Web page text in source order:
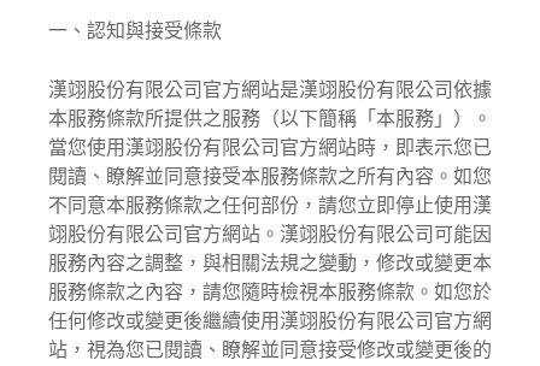
一、認知與接受條款
漢翊股份有限公司官方網站是漢翊股份有限公司依據
本服務條款所提供之服務（以下簡稱「本服務」）。
當您使用漢翊股份有限公司官方網站時，即表示您已
閱讀、瞭解並同意接受本服務條款之所有內容。如您
不同意本服務條款之任何部份，請您立即停止使用漢
翊股份有限公司官方網站。漢翊股份有限公司可能因
服務內容之調整，與相關法規之變動，修改或變更本
服務條款之內容，請您隨時檢視本服務條款。如您於
任何修改或變更後繼續使用漢翊股份有限公司官方網
站，視為您已閱讀、瞭解並同意接受修改或變更後的